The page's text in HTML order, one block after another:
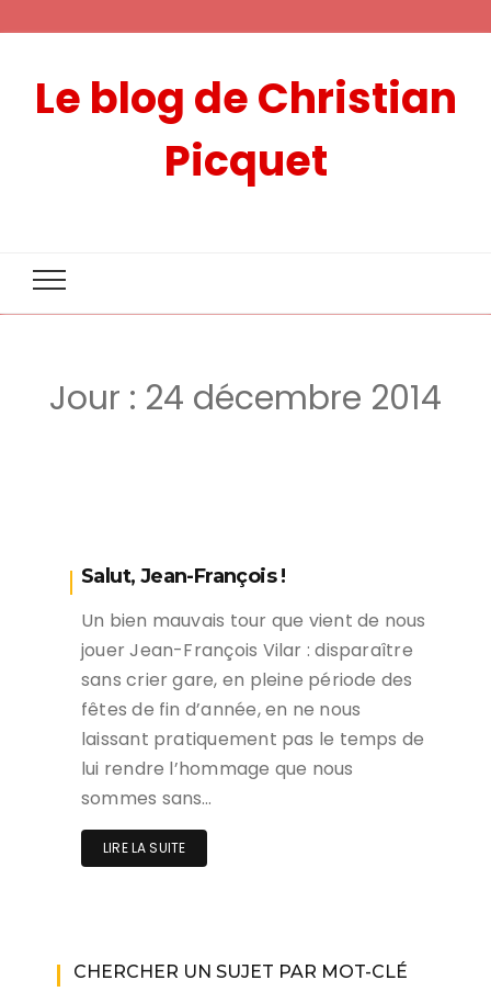
Le blog de Christian
Picquet
Jour : 24 décembre 2014
Salut, Jean-François !
Un bien mauvais tour que vient de nous
jouer Jean-François Vilar : disparaître
sans crier gare, en pleine période des
fêtes de fin d’année, en ne nous
laissant pratiquement pas le temps de
lui rendre l’hommage que nous
sommes sans…
LIRE LA SUITE
CHERCHER UN SUJET PAR MOT-CLÉ